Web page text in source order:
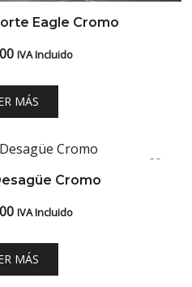
Eagle Cromo
IVA Incluido
MÁS
Cromo
IVA Incluido
MÁS